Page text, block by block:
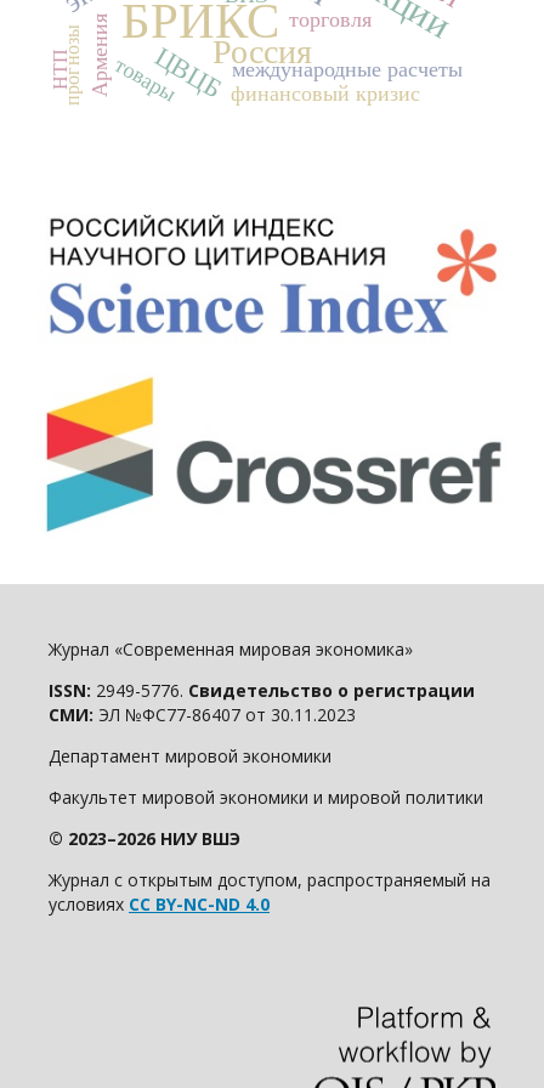
БРИКС
Россия
ЦВЦБ
торговля
международные расчеты
финансовый кризис
товары
Армения
прогнозы
НТП
Журнал «Современная мировая экономика»
ISSN: 2949-5776. Свидетельство о регистрации
СМИ: ЭЛ №ФС77-86407 от 30.11.2023
Департамент мировой экономики
Факультет мировой экономики и мировой политики
© 2023–2026 НИУ ВШЭ
Журнал с открытым доступом, распространяемый на
условиях CC BY-NC-ND 4.0